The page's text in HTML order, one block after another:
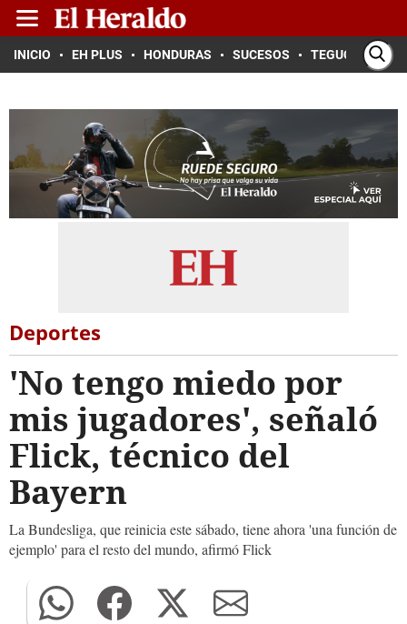
INICIO EH PLUS HONDURAS SUCESOS TEGUCIGALPA
Deportes
'No tengo miedo por
mis jugadores', señaló
Flick, técnico del
Bayern
La Bundesliga, que reinicia este sábado, tiene ahora 'una función de
ejemplo' para el resto del mundo, afirmó Flick